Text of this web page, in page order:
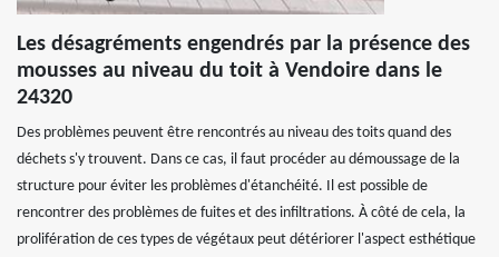
Les désagréments engendrés par la présence des
mousses au niveau du toit à Vendoire dans le
24320
Des problèmes peuvent être rencontrés au niveau des toits quand des
déchets s'y trouvent. Dans ce cas, il faut procéder au démoussage de la
structure pour éviter les problèmes d'étanchéité. Il est possible de
rencontrer des problèmes de fuites et des infiltrations. À côté de cela, la
prolifération de ces types de végétaux peut détériorer l'aspect esthétique